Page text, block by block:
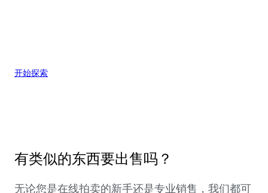
开始探索
有类似的东西要出售吗？
无论您是在线拍卖的新手还是专业销售，我们都可